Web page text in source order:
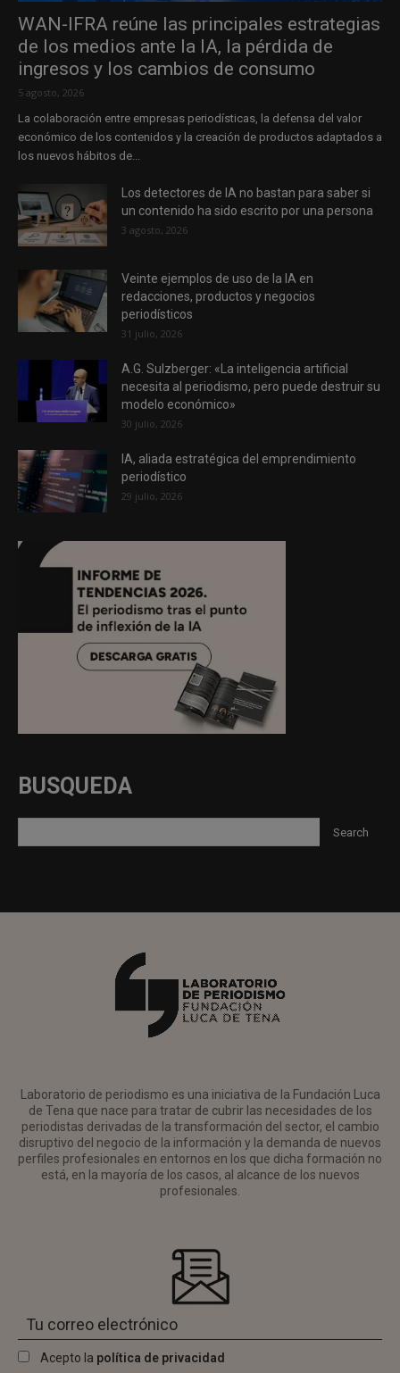
WAN-IFRA reúne las principales estrategias
de los medios ante la IA, la pérdida de
ingresos y los cambios de consumo
5 agosto, 2026
La colaboración entre empresas periodísticas, la defensa del valor
económico de los contenidos y la creación de productos adaptados a
los nuevos hábitos de...
Los detectores de IA no bastan para saber si
un contenido ha sido escrito por una persona
3 agosto, 2026
Veinte ejemplos de uso de la IA en
redacciones, productos y negocios
periodísticos
31 julio, 2026
A.G. Sulzberger: «La inteligencia artificial
necesita al periodismo, pero puede destruir su
modelo económico»
30 julio, 2026
IA, aliada estratégica del emprendimiento
periodístico
29 julio, 2026
BUSQUEDA
Laboratorio de periodismo es una iniciativa de la Fundación Luca
de Tena que nace para tratar de cubrir las necesidades de los
periodistas derivadas de la transformación del sector, el cambio
disruptivo del negocio de la información y la demanda de nuevos
perfiles profesionales en entornos en los que dicha formación no
está, en la mayoría de los casos, al alcance de los nuevos
profesionales.
Acepto la política de privacidad